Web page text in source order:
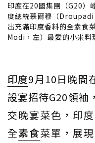
印度在20國集團（G20）
度總統慕爾穆（
出充滿印度香料的全素食
Modi，左）最愛的小米料
印度9月10日晚間
設宴招待G20領袖
交晚宴菜色，印
全素食菜單，展